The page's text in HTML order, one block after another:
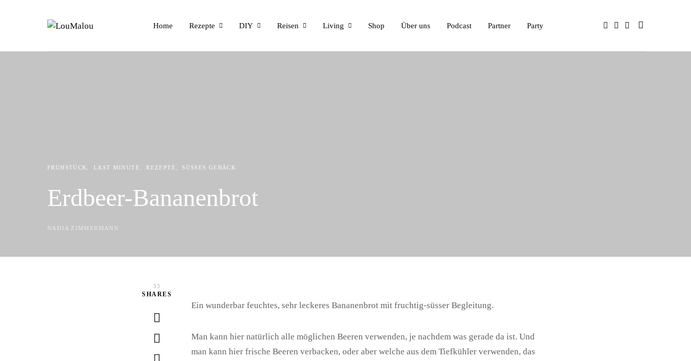
Home Rezepte DIY Reisen Living Shop Über uns Podcast Partner Party
FRÜHSTÜCK LAST MINUTE REZEPTE SÜSSES GEBÄCK
Erdbeer-Bananenbrot
NADJA ZIMMERMANN
33
SHARES
Ein wunderbar feuchtes, sehr leckeres Bananenbrot mit fruchtig-süsser Begleitung.
Man kann hier natürlich alle möglichen Beeren verwenden, je nachdem was gerade da ist. Und
man kann hier frische Beeren verbacken, oder aber welche aus dem Tiefkühler verwenden, das